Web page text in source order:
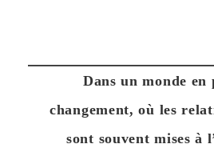
Dans un monde en
changement, où les
sont souvent mises à